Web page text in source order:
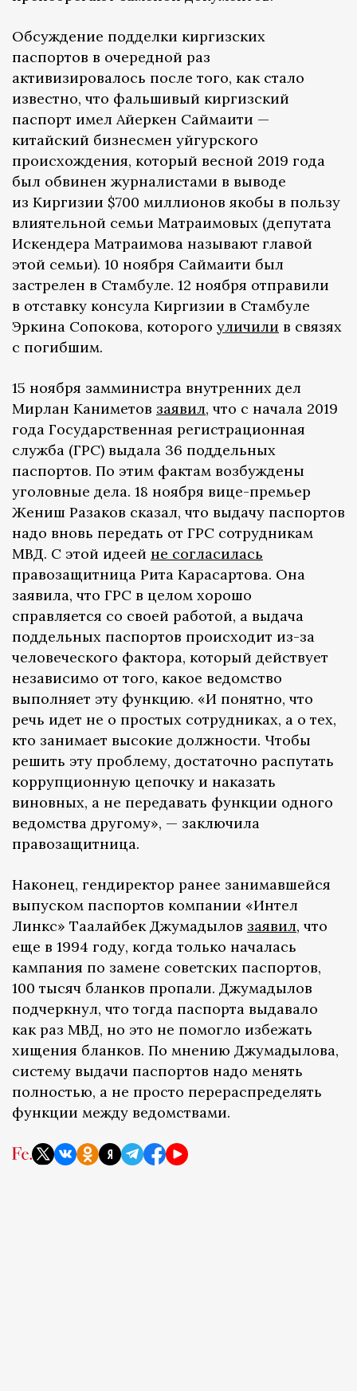
Обсуждение подделки киргизских
паспортов в очередной раз
активизировалось после того, как стало
известно, что фальшивый киргизский
паспорт имел Айеркен Саймаити —
китайский бизнесмен уйгурского
происхождения, который весной 2019 года
был обвинен журналистами в выводе
из Киргизии $700 миллионов якобы в пользу
влиятельной семьи Матраимовых (депутата
Искендера Матраимова называют главой
этой семьи). 10 ноября Саймаити был
застрелен в Стамбуле. 12 ноября отправили
в отставку консула Киргизии в Стамбуле
Эркина Сопокова, которого уличили в связях
с погибшим.
15 ноября замминистра внутренних дел
Мирлан Каниметов заявил, что с начала 2019
года Государственная регистрационная
служба (ГРС) выдала 36 поддельных
паспортов. По этим фактам возбуждены
уголовные дела. 18 ноября вице-премьер
Жениш Разаков сказал, что выдачу паспортов
надо вновь передать от ГРС сотрудникам
МВД. С этой идеей не согласилась
правозащитница Рита Карасартова. Она
заявила, что ГРС в целом хорошо
справляется со своей работой, а выдача
поддельных паспортов происходит из-за
человеческого фактора, который действует
независимо от того, какое ведомство
выполняет эту функцию. «И понятно, что
речь идет не о простых сотрудниках, а о тех,
кто занимает высокие должности. Чтобы
решить эту проблему, достаточно распутать
коррупционную цепочку и наказать
виновных, а не передавать функции одного
ведомства другому», — заключила
правозащитница.
Наконец, гендиректор ранее занимавшейся
выпуском паспортов компании «Интел
Линкс» Таалайбек Джумадылов заявил, что
еще в 1994 году, когда только началась
кампания по замене советских паспортов,
100 тысяч бланков пропали. Джумадылов
подчеркнул, что тогда паспорта выдавало
как раз МВД, но это не помогло избежать
хищения бланков. По мнению Джумадылова,
систему выдачи паспортов надо менять
полностью, а не просто перераспределять
функции между ведомствами.